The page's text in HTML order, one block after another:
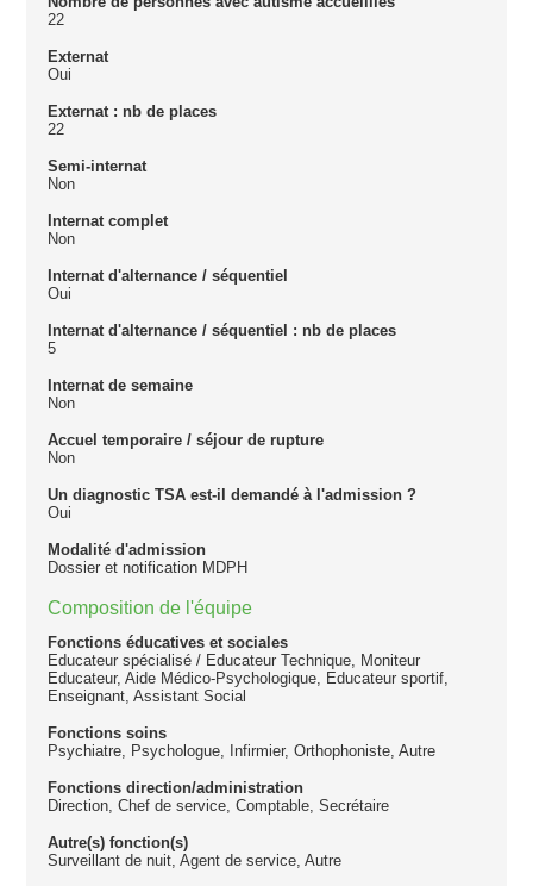
22
Externat
Oui
Externat : nb de places
22
Semi-internat
Non
Internat complet
Non
Internat d'alternance / séquentiel
Oui
Internat d'alternance / séquentiel : nb de places
5
Internat de semaine
Non
Accuel temporaire / séjour de rupture
Non
Un diagnostic TSA est-il demandé à l'admission ?
Oui
Modalité d'admission
Dossier et notification MDPH
Composition de l'équipe
Fonctions éducatives et sociales
Educateur spécialisé / Educateur Technique, Moniteur
Educateur, Aide Médico-Psychologique, Educateur sportif,
Enseignant, Assistant Social
Fonctions soins
Psychiatre, Psychologue, Infirmier, Orthophoniste, Autre
Fonctions direction/administration
Direction, Chef de service, Comptable, Secrétaire
Autre(s) fonction(s)
Surveillant de nuit, Agent de service, Autre